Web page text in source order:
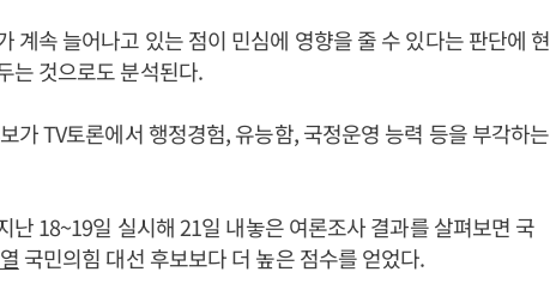
계속 늘어나고 있는 점이 민심에 영향을 줄 수 있다는 판단에 현
는 것으로도 분석된다.
가 TV토론에서 행정경험, 유능함, 국정운영 능력 등을 부각하는
난 18~19일 실시해 21일 내놓은 여론조사 결과를 살펴보면 국
국민의힘 대선 후보보다 더 높은 점수를 얻었다.